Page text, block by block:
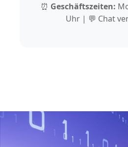
⏰ Geschäftszeiten:
Uhr | 💬 Chat